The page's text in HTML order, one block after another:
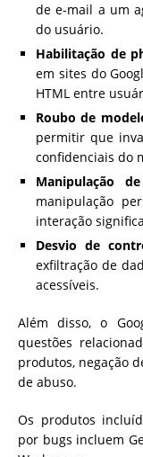
de e-mail a um
do usuário.
Habilitação de
em sites do
HTML entre
Roubo de
permitir que
confidenciais do
Manipulação
manipulação
interação
Desvio de
exfiltração de
acessíveis.
Além disso, o
questões
produtos, negação
de abuso.
Os produtos
por bugs incluem